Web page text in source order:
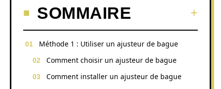
SOMMAIRE
Méthode 1 : Utiliser un ajusteur de bague
Comment choisir un ajusteur de bague
Comment installer un ajusteur de bague